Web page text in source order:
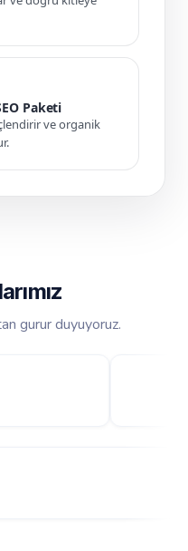
Paketi
ve organik
gurur duyuyoruz.